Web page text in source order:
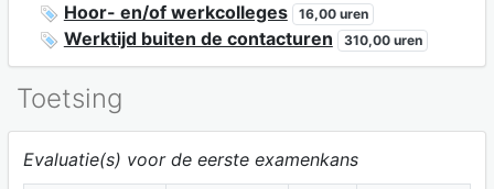
Hoor- en/of werkcolleges
16,00 uren
Werktijd buiten de contacturen 310,00 uren
Toetsing
Evaluatie(s) voor de eerste examenkans